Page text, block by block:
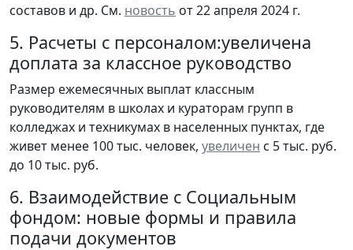
составов и др. См. новость от 22 апреля 2024 г.
5. Расчеты с персоналом:увеличена
доплата за классное руководство
Размер ежемесячных выплат классным
руководителям в школах и кураторам групп в
колледжах и техникумах в населенных пунктах, где
живет менее 100 тыс. человек, увеличен с 5 тыс. руб.
до 10 тыс. руб.
6. Взаимодействие с Социальным
фондом: новые формы и правила
подачи документов